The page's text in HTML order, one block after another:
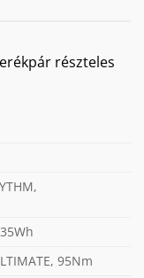
részteles
95Nm